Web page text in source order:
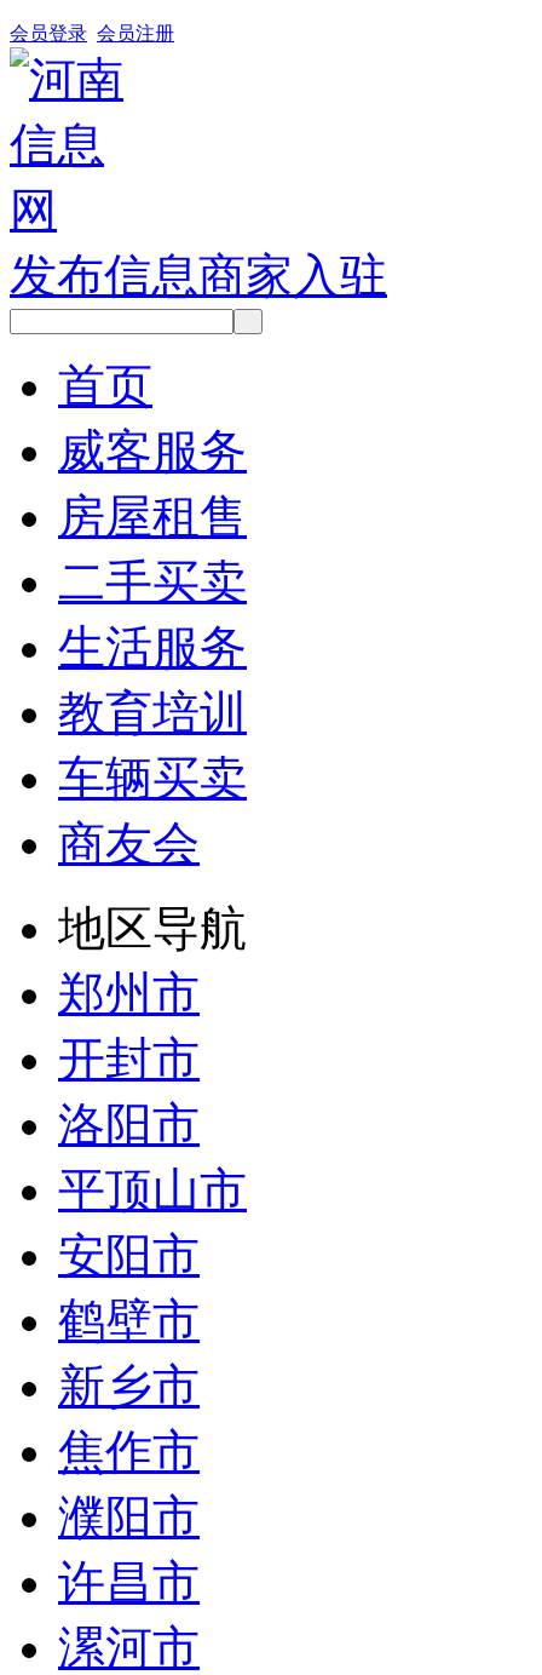
会员登录 会员注册
发布信息商家入驻
首页
威客服务
房屋租售
二手买卖
生活服务
教育培训
车辆买卖
商友会
地区导航
郑州市
开封市
洛阳市
平顶山市
安阳市
鹤壁市
新乡市
焦作市
濮阳市
许昌市
漯河市